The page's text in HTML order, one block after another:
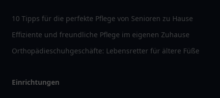
10 Tipps für die perfekte Pflege von Senioren zu Hause
Effiziente und freundliche Pflege im eigenen Zuhause
Orthopädieschuhgeschäfte: Lebensretter für ältere Füße
Einrichtungen